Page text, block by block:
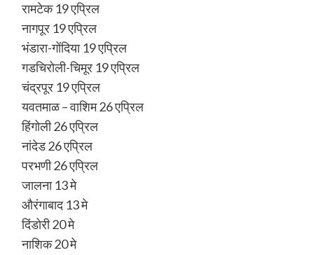
रामटेक 19 एप्रिल
नागपूर 19 एप्रिल
भंडारा-गोंदिया 19 एप्रिल
गडचिरोली-चिमूर 19 एप्रिल
चंद्रपूर 19 एप्रिल
यवतमाळ – वाशिम 26 एप्रिल
हिंगोली 26 एप्रिल
नांदेड 26 एप्रिल
परभणी 26 एप्रिल
जालना 13 मे
औरंगाबाद 13 मे
दिंडोरी 20 मे
नाशिक 20 मे